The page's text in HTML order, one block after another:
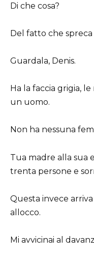
Di che cosa?
Del fatto che
Guardala, Denis.
Ha la faccia grigia,
un uomo.
Non ha nessuna
Tua madre alla sua
trenta persone e
Questa invece
allocco.
Mi avvicinai al